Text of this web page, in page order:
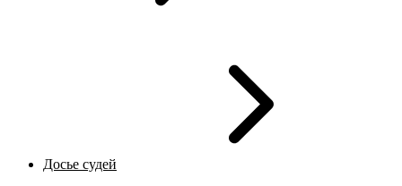
Досье судей